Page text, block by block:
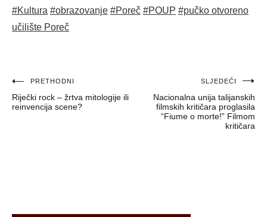
#Kultura #obrazovanje #Poreč #POUP #pučko otvoreno
učilište Poreč
Navigacija
objava
PRETHODNI
Riječki rock – žrtva mitologije ili
reinvencija scene?
SLJEDEĆI
Nacionalna unija talijanskih
filmskih kritičara proglasila
“Fiume o morte!” Filmom
kritičara